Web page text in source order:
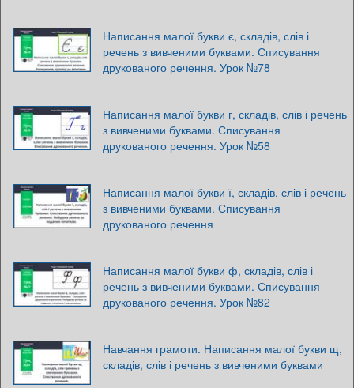
Написання малої букви є, складів, слів і
речень з вивченими буквами. Списування
друкованого речення. Урок №78
Написання малої букви г, складів, слів і речень
з вивченими буквами. Списування
друкованого речення. Урок №58
Написання малої букви ї, складів, слів і речень
з вивченими буквами. Списування
друкованого речення
Написання малої букви ф, складів, слів і
речень з вивченими буквами. Списування
друкованого речення. Урок №82
Навчання грамоти. Написання малої букви щ,
складів, слів і речень з вивченими буквами